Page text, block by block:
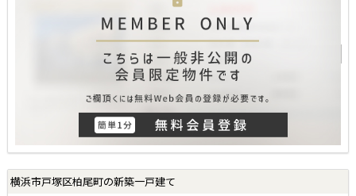
横浜市戸塚区柏尾町の新築一戸建て